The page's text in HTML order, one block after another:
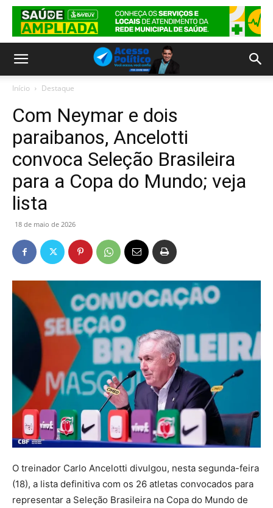
Início Destaque
Com Neymar e dois
paraibanos, Ancelotti
convoca Seleção Brasileira
para a Copa do Mundo; veja
lista
18 de maio de 2026
O treinador Carlo Ancelotti divulgou, nesta segunda-feira
(18), a lista definitiva com os 26 atletas convocados para
representar a Seleção Brasileira na Copa do Mundo de